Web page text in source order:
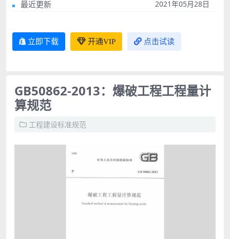
最近更新 2021年05月28日
立即下载 开通VIP 点击试读
GB50862-2013：爆破工程工程量计
算规范
工程建设标准规范